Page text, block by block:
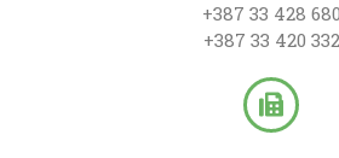
+387 33 428 680
+387 33 420 332